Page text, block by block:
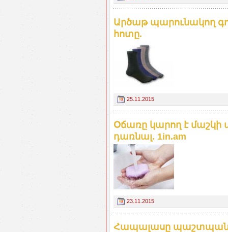
Արծաթ պարունակող
հոտը.
25.11.2015
Օճառը կարող է
դառնալ. 1in.am
23.11.2015
Հապալասը